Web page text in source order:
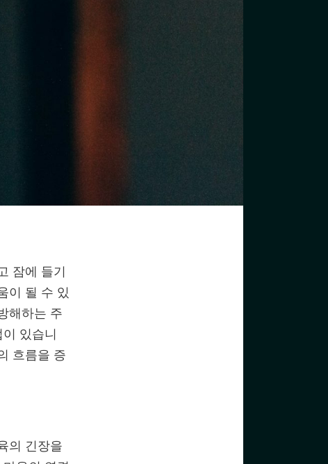
잠에 들기
이 될 수 있
해하는 주
있습니
흐름을 증
의 긴장을